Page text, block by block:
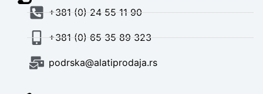
+381 (0) 24 55 11 90
+381 (0) 65 35 89 323
podrska@alatiprodaja.rs